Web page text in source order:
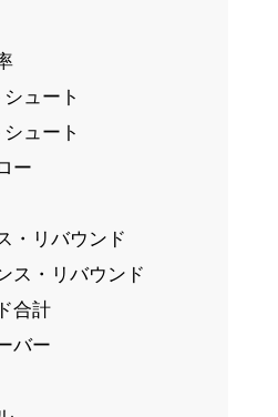
ュート
ュート
ー
・リバウンド
ス・リバウンド
合計
バー